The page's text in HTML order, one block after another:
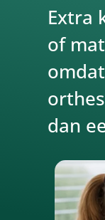
Extra
of
dan